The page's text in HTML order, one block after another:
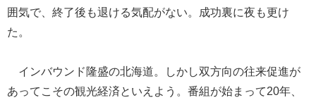
囲気で、終了後も退ける気配がない。成功裏に夜も更け
た。
インバウンド隆盛の北海道。しかし双方向の往来促進が
あってこその観光経済といえよう。番組が始まって20年、